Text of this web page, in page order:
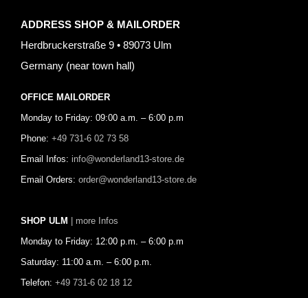
ADDRESS SHOP & MAILORDER
Herdbruckerstraße 9 • 89073 Ulm
Germany (near town hall)
OFFICE MAILORDER
Monday to Friday: 09:00 a.m. – 6:00 p.m
Phone: +49 731-6 02 73 58
Email Infos: info@wonderland13-store.de
Email Orders: order@wonderland13-store.de
SHOP ULM | more Infos
Monday to Friday: 12:00 p.m. – 6:00 p.m
Saturday: 11:00 a.m. – 6:00 p.m.
Telefon: +49 731-6 02 18 12